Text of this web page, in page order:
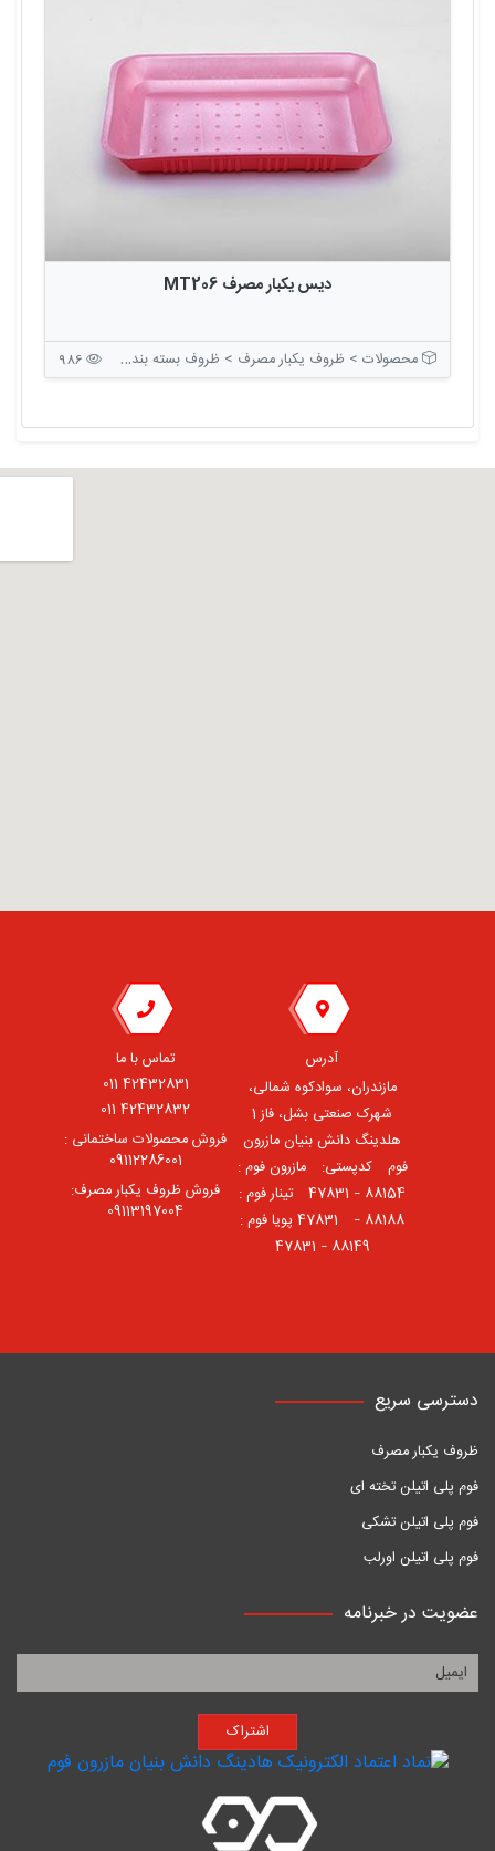
دیس یکبار مصرف MT206
محصولات > ظروف یکبار مصرف > ظروف بسته بندی بدون درب
آدرس
مازندران، سوادکوه شمالی،
شهرک صنعتی بشل، فاز 1
هلدینگ دانش بنیان مازرون
فوم ⠀کدپستی: ⠀مازرون فوم :
88154 – 47831 ⠀تینار فوم :
88188 – 47831⠀ پویا فوم :
88149 – 47831
تماس با ما
42432831 011
42432832 011
فروش محصولات ساختمانی :
09112286001
فروش ظروف یکبار مصرف:
09113197004
دسترسی سریع
ظروف یکبار مصرف
فوم پلی اتیلن تخته ای
فوم پلی اتیلن تشکی
فوم پلی اتیلن اورلب
عضویت در خبرنامه
اشتراک